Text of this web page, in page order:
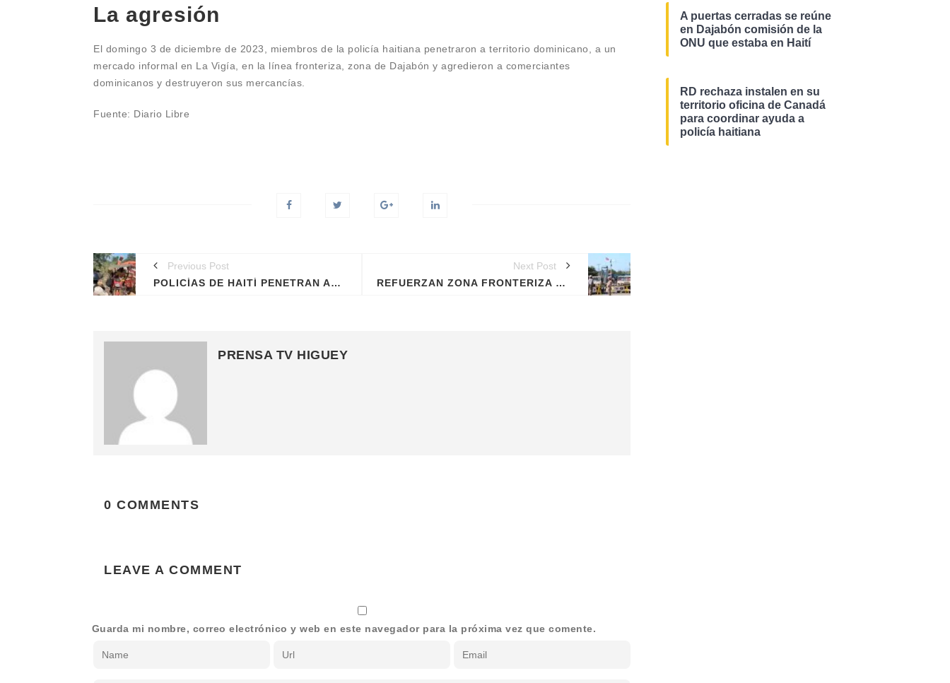
La agresión
El domingo 3 de diciembre de 2023, miembros de la policía haitiana penetraron a territorio dominicano, a un
mercado informal en La Vigía, en la línea fronteriza, zona de Dajabón y agredieron a comerciantes
dominicanos y destruyeron sus mercancías.
Fuente: Diario Libre
Previous Post
POLICÍAS DE HAITÍ PENETRAN AL PAÍS E INCAUTAN MERCANCÍAS
Next Post
REFUERZAN ZONA FRONTERIZA LUEGO DE QUE POLICÍAS DE HAITÍ INGRESARAN ARMADOS A RD
PRENSA TV HIGUEY
0 COMMENTS
LEAVE A COMMENT
Guarda mi nombre, correo electrónico y web en este navegador para la próxima vez que comente.
A puertas cerradas se reúne
en Dajabón comisión de la
ONU que estaba en Haití
RD rechaza instalen en su
territorio oficina de Canadá
para coordinar ayuda a
policía haitiana